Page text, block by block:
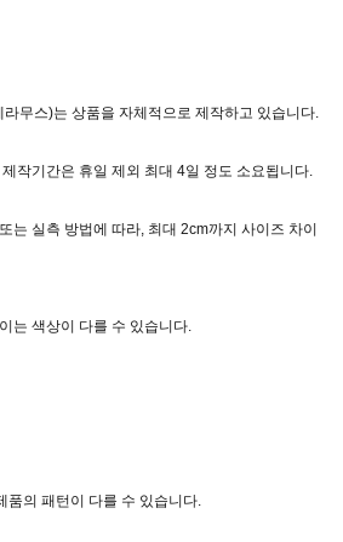
무스)는 상품을 자체적으로 제작하고 있습니다.
작기간은 휴일 제외 최대 4일 정도 소요됩니다.
는 실측 방법에 따라, 최대 2cm까지 사이즈 차이
는 색상이 다를 수 있습니다.
품의 패턴이 다를 수 있습니다.